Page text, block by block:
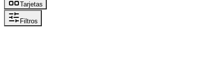
Tarjetas
Filtros